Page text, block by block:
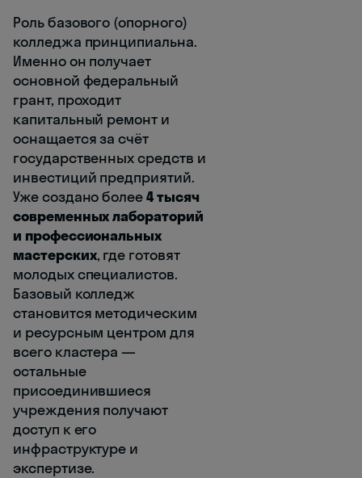
Роль базового (опорного)
колледжа принципиальна.
Именно он получает
основной федеральный
грант, проходит
капитальный ремонт и
оснащается за счёт
государственных средств и
инвестиций предприятий.
Уже создано более4 тысяч
современных лабораторий
и профессиональных
мастерских, где готовят
молодых специалистов.
Базовый колледж
становится методическим
и ресурсным центром для
всего кластера —
остальные
присоединившиеся
учреждения получают
доступ к его
инфраструктуре и
экспертизе.